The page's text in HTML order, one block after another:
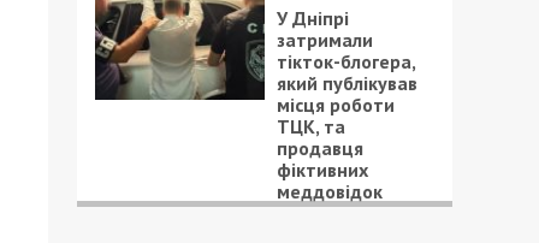
У Дніпрі
затримали
тікток-блогера,
який публікував
місця роботи
ТЦК, та
продавця
фіктивних
меддовідок